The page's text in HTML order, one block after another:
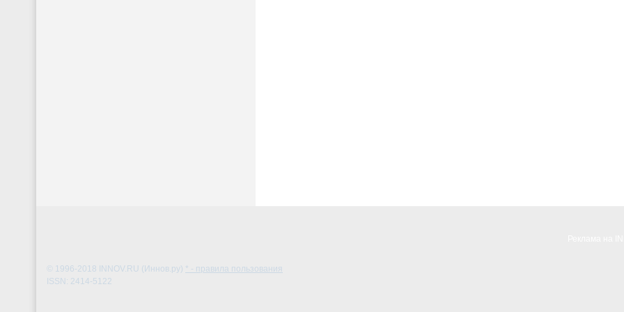
© 1996-2018 INNOV.RU (Иннов.ру) * - правила пользования
ISSN: 2414-5122